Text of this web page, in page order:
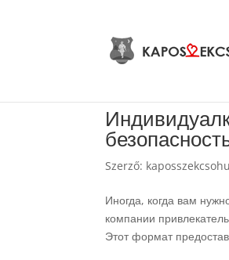
Szerző: kaposszekcsohu
Иногда, когда вам
компании
Этот формат